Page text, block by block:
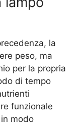
la
peso, ma
per la propria
di tempo
funzionale
modo